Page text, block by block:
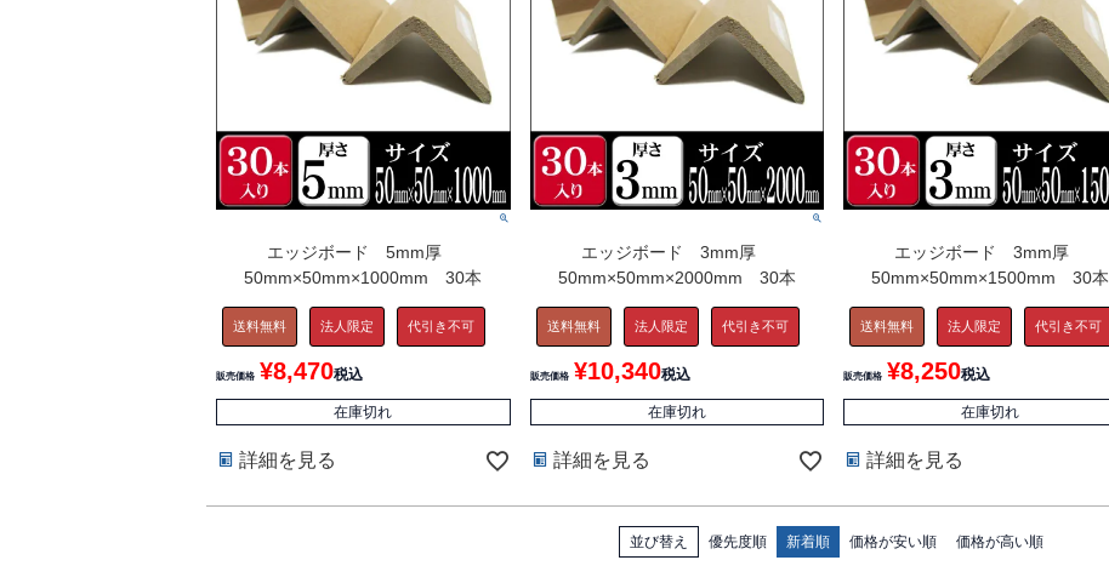
エッジボード 5mm厚
50mm×50mm×1000mm 30本
送料無料 法人限定 代引き不可
販売価格 ¥8,470税込
在庫切れ
詳細を見る
エッジボード 3mm厚
50mm×50mm×2000mm 30本
送料無料 法人限定 代引き不可
販売価格 ¥10,340税込
在庫切れ
詳細を見る
エッジボード 3mm厚
50mm×50mm×1500mm 30本
送料無料 法人限定 代引き不可
販売価格 ¥8,250税込
在庫切れ
詳細を見る
並び替え 優先度順 新着順 価格が安い順 価格が高い順